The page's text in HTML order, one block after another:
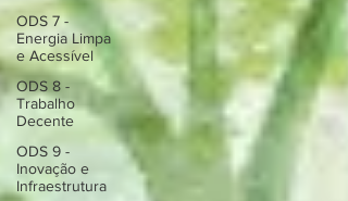
ODS 7 -
Energia Limpa
e Acessível
ODS 8 -
Trabalho
Decente
ODS 9 -
Inovação e
Infraestrutura